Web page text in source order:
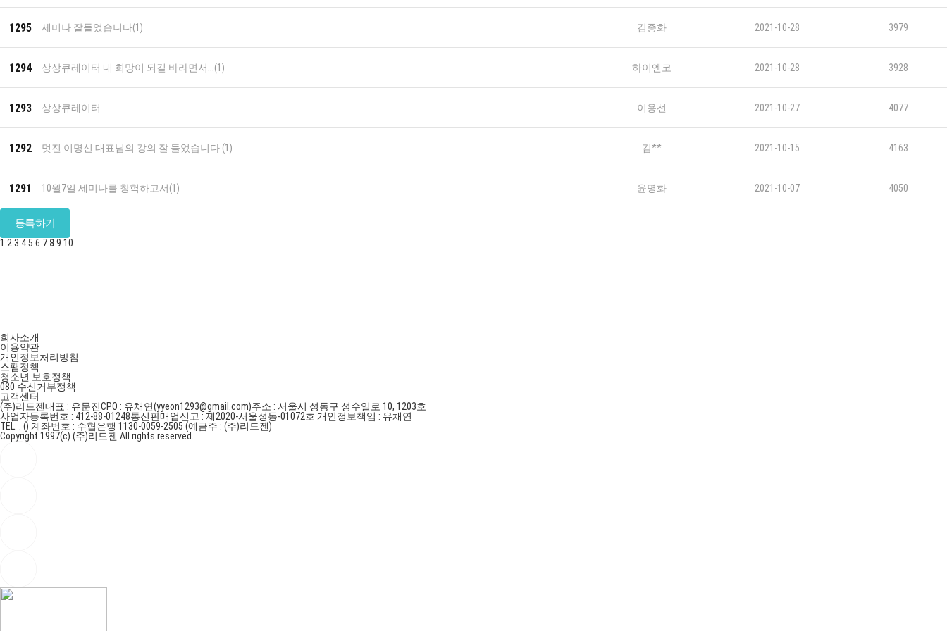
1295 세미나 잘들었습니다(1) 김종화 2021-10-28 3979
1294 상상큐레이터 내 희망이 되길 바라면서... (1) 하이엔코 2021-10-28 3928
1293 상상큐레이터 이용선 2021-10-27 4077
1292 멋진 이명신 대표님의 강의 잘 들었습니다. (1) 김** 2021-10-15 4163
1291 10월7일 세미나를 창헉하고서(1) 윤명화 2021-10-07 4050
등록하기
1 2 3 45 6 7 89 10
회사소개
이용약관
개인정보처리방침
스팸정책
청소년 보호정책
080 수신거부정책
고객센터
(주)리드젠대표 : 유문진CPO : 유채연(yyeon1293@gmail.com)주소 : 서울시 성동구 성수일로 10, 1203호
사업자등록번호 : 412-88-01248통신판매업신고 : 제2020-서울성동-01072호 개인정보책임 : 유채연
TEL. . () 계좌번호 : 수협은행 1130-0059-2505 (예금주 : (주)리드젠)
Copyright 1997(c) (주)리드젠 All rights reserved.